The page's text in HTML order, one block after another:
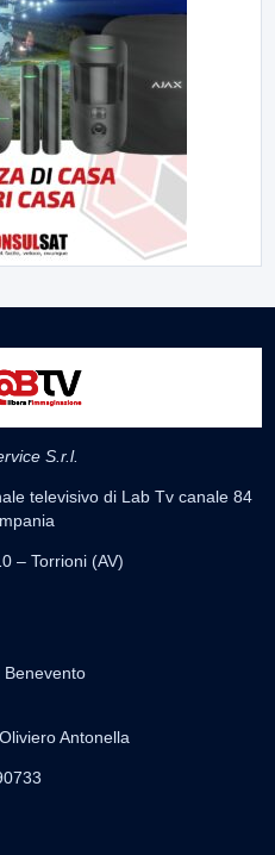
S.r.l.
televisivo di Lab Tv canale 84
– Torrioni (AV)
Benevento
Antonella